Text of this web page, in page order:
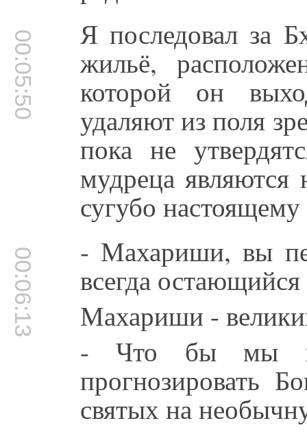
00:05:50 Я последовал за
жильё,
которой он
удаляют из поля
пока не
мудреца являются
сугубо
00:06:13 - Махариши, вы
всегда
Махариши -
- Что бы мы
прогнозировать
святых на